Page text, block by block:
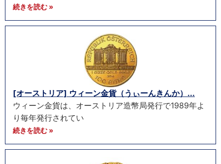
続きを読む »
[オーストリア] ウィーン金貨（うぃーんきんか）...
ウィーン金貨は、オーストリア造幣局発行で1989年よ
り毎年発行されてい
続きを読む »